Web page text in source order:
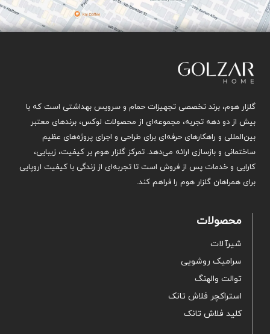
گلزار هوم، برند تخصصی تجهیزات حمام و سرویس بهداشتی است که با
بیش از دو دهه تجربه، مجموعه‌ای از محصولات لوکس، برندهای معتبر
بین‌المللی و راهکارهای حرفه‌ای برای طراحی و اجرای پروژه‌های عظیم
ساختمانی و بازسازی ارائه می‌دهد. تمرکز گلزار هوم بر کیفیت، زیبایی،
کارایی و خدمات پس از فروش است تا تجربه‌ای از زندگی با کیفیت اروپایی
برای همراهان گلزار هوم را فراهم کند.
محصولات
شیرآلات
سرامیک روشویی
توالت والهنگ
استراکچر فلاش تانک
کلید فلاش تانک